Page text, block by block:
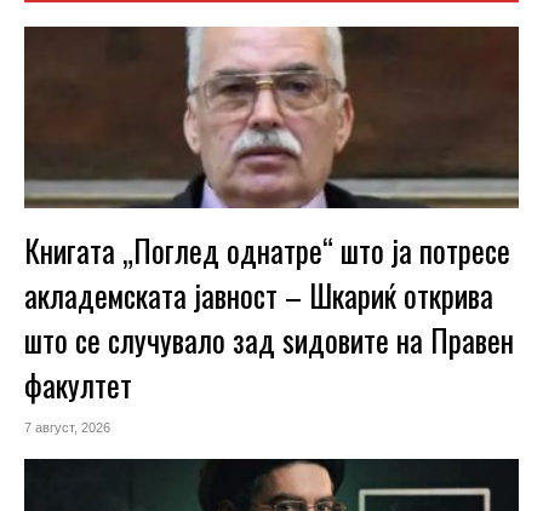
Книгата „Поглед однатре“ што ја потресе
акладемската јавност – Шкариќ открива
што се случувало зад ѕидовите на Правен
факултет
7 август, 2026